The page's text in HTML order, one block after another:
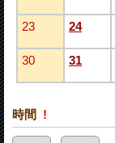
23 24
30 31
時間 !